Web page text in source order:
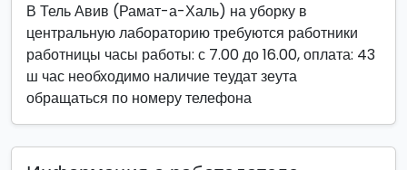
В Тель Авив (Рамат-а-Халь) на уборку в
центральную лабораторию требуются работники
работницы часы работы: с 7.00 до 16.00, оплата: 43
ш час необходимо наличие теудат зеута
обращаться по номеру телефона